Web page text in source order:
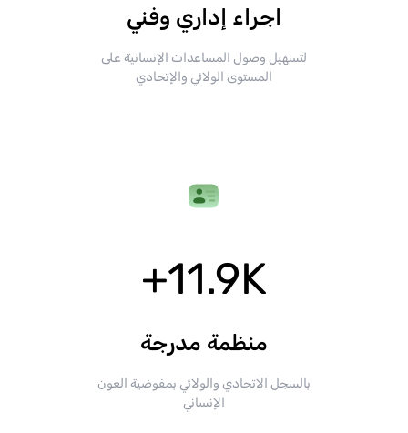
اجراء إداري وفني
لتسهيل وصول المساعدات الإنسانية على
المستوى الولائي والإتحادي
+11.9K
منظمة مدرجة
بالسجل الاتحادي والولائي بمفوضية العون
الإنساني